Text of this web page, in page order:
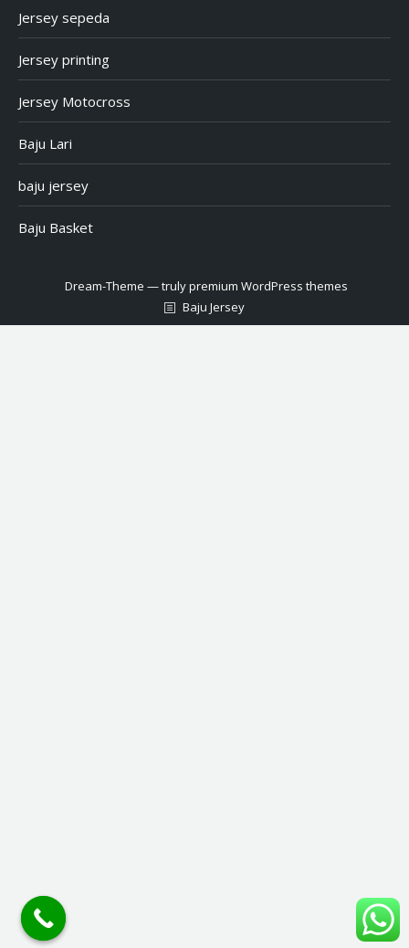
Jersey sepeda
Jersey printing
Jersey Motocross
Baju Lari
baju jersey
Baju Basket
Dream-Theme — trulypremium WordPress themes
Baju Jersey